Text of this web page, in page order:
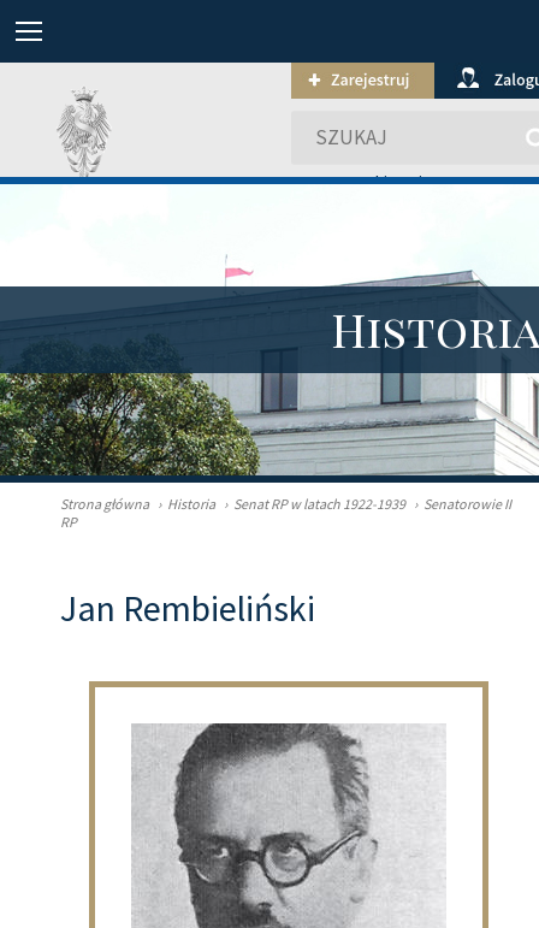
wyszukiwanie
Strona główna › Historia › Senat RP w latach 1922-1939 › Senatorowie II
RP
Jan Rembieliński